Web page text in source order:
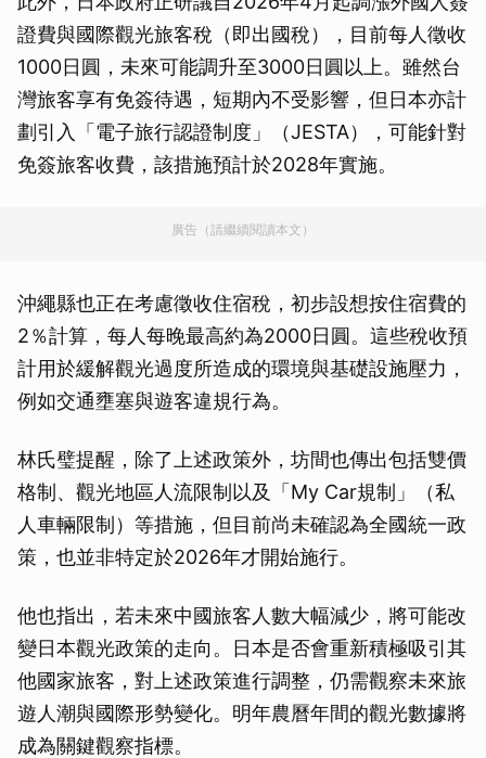
證費與國際觀光旅客稅（即出國稅），目前每人徵收
1000日圓，未來可能調升至3000日圓以上。雖然台
灣旅客享有免簽待遇，短期內不受影響，但日本亦計
劃引入「電子旅行認證制度」（JESTA），可能針對
免簽旅客收費，該措施預計於2028年實施。
廣告（請繼續閱讀本文）
沖繩縣也正在考慮徵收住宿稅，初步設想按住宿費的
2％計算，每人每晚最高約為2000日圓。這些稅收預
計用於緩解觀光過度所造成的環境與基礎設施壓力，
例如交通壅塞與遊客違規行為。
林氏璧提醒，除了上述政策外，坊間也傳出包括雙價
格制、觀光地區人流限制以及「My Car規制」（私
人車輛限制）等措施，但目前尚未確認為全國統一政
策，也並非特定於2026年才開始施行。
他也指出，若未來中國旅客人數大幅減少，將可能改
變日本觀光政策的走向。日本是否會重新積極吸引其
他國家旅客，對上述政策進行調整，仍需觀察未來旅
遊人潮與國際形勢變化。明年農曆年間的觀光數據將
成為關鍵觀察指標。